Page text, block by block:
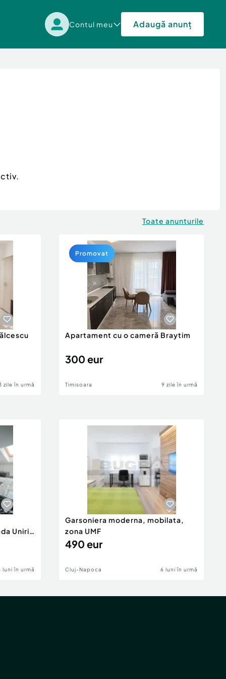
Contul meu Adaugă anunț
Toate anunturile
zile în urmă
Apartament cu o cameră Braytim
300 eur
Timisoara 9 zile în urmă
Promovat
Unirii
luni în urmă
Garsoniera moderna, mobilata,
zona UMF
490 eur
Cluj-Napoca 6 luni în urmă